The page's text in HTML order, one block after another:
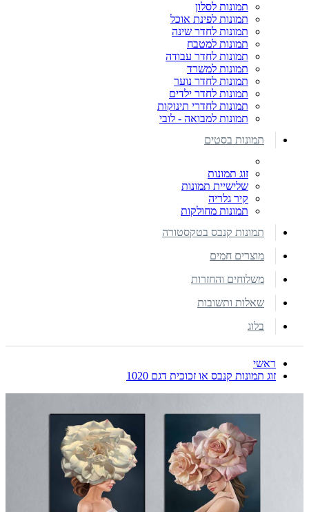
תמונות לסלון
תמונות לפינת אוכל
תמונות לחדר שינה
תמונות למטבח
תמונות לחדר עבודה
תמונות למשרד
תמונות לחדר נוער
תמונות לחדר ילדים
תמונות לחדרי תינוקות
תמונות למבואה - לובי
תמונות בסטים
זוג תמונות
שלישיית תמונות
קיר גלריה
תמונות מחולקות
תמונות קנבס בטקסטורה
מוצרים חמים
משלוחים והחזרות
שאלות ותשובות
בלוג
ראשי
זוג תמונות קנבס או זכוכית דגם 1020